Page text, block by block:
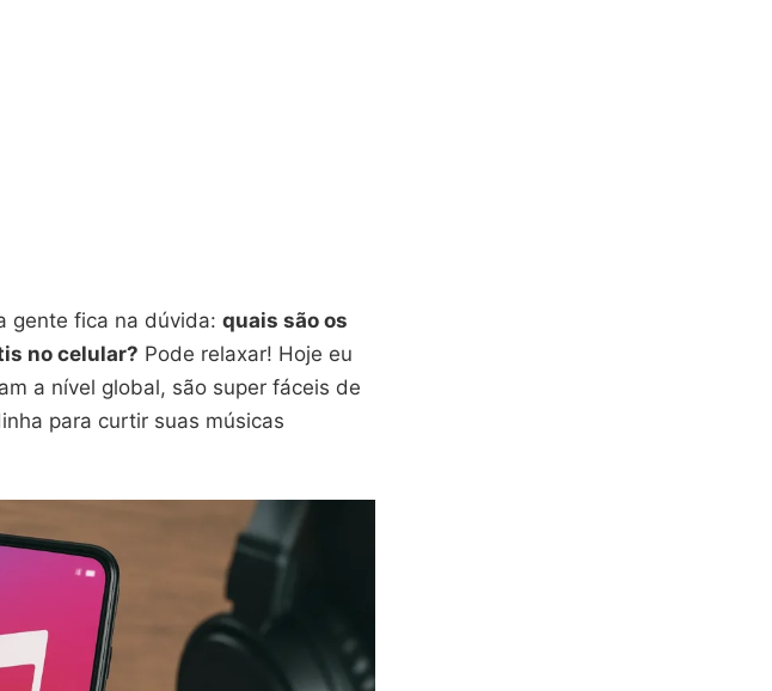
gente fica na dúvida: quais são os
no celular? Pode relaxar! Hoje eu
a nível global, são super fáceis de
para curtir suas músicas